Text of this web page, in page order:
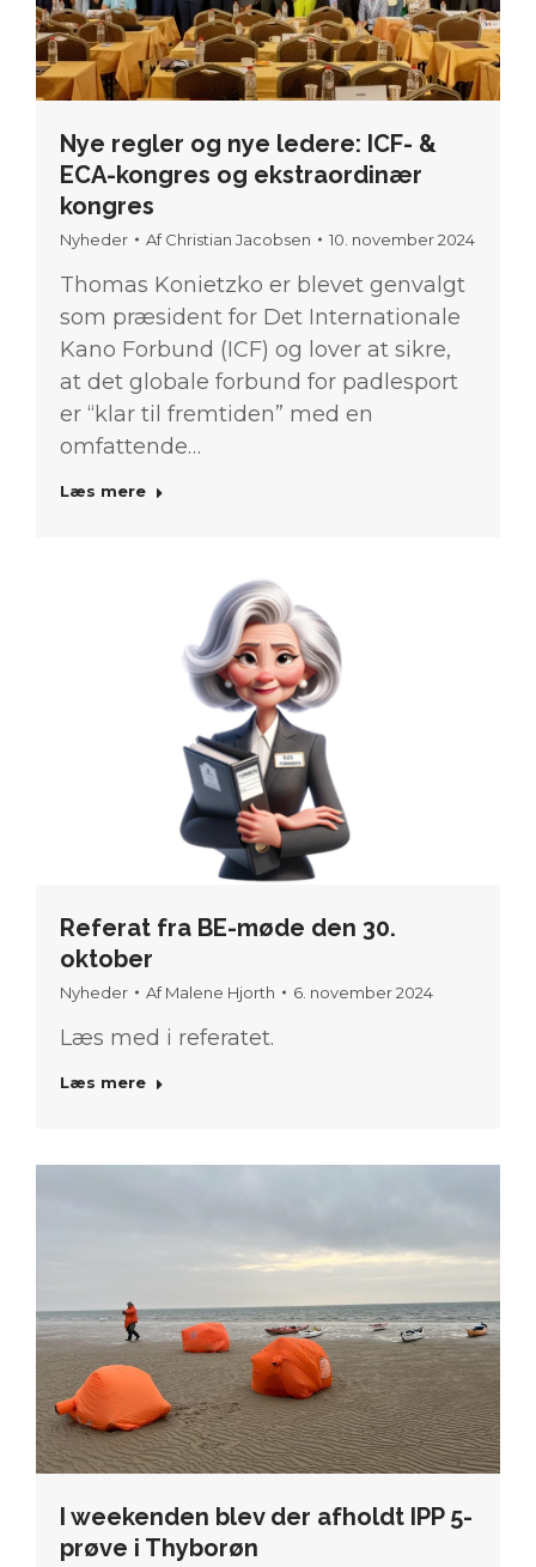
Nye regler og nye ledere: ICF- &
ECA-kongres og ekstraordinær
kongres
Nyheder AfChristian Jacobsen 10. november 2024
Thomas Konietzko er blevet genvalgt
som præsident for Det Internationale
Kano Forbund (ICF) og lover at sikre,
at det globale forbund for padlesport
er “klar til fremtiden” med en
omfattende…
Læs mere
Referat fra BE-møde den 30.
oktober
Nyheder AfMalene Hjorth 6. november 2024
Læs med i referatet.
Læs mere
I weekenden blev der afholdt IPP 5-
prøve i Thyborøn